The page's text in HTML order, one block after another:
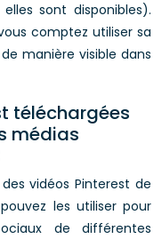
sont disponibles).
comptez utiliser sa
manière visible dans
téléchargées
médias
vidéos Pinterest de
les utiliser pour
de différentes